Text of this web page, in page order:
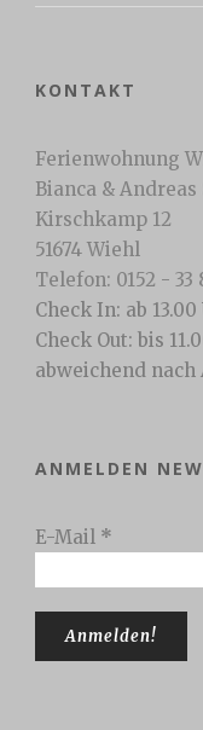
KONTAKT
Ferienwohnung
Bianca & Andreas
Kirschkamp 12
51674 Wiehl
Telefon: 0152 - 33
Check In: ab
Check Out: bis
abweichend nach
ANMELDEN
E-Mail *